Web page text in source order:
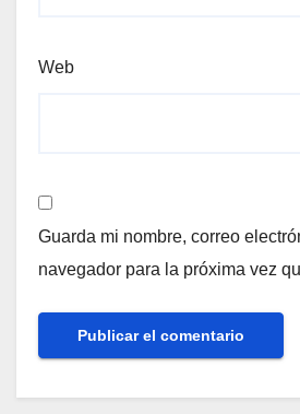
Web
Guarda mi nombre, correo
navegador para la próxima vez